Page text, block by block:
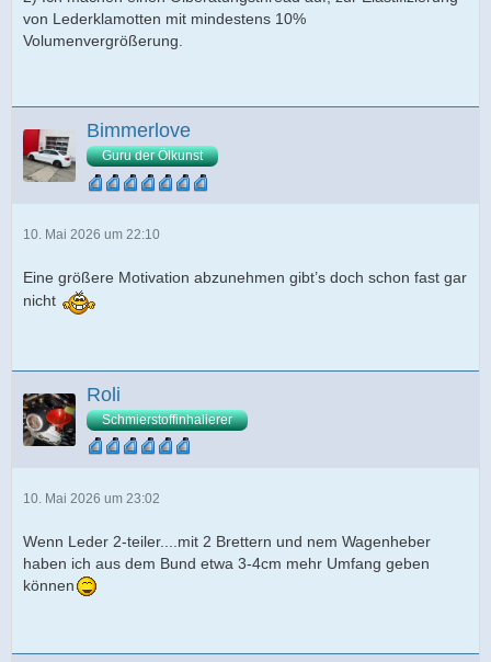
von Lederklamotten mit mindestens 10%
Volumenvergrößerung.
Bimmerlove
Guru der Ölkunst
10. Mai 2026 um 22:10
Eine größere Motivation abzunehmen gibt’s doch schon fast gar
nicht
Roli
Schmierstoffinhalierer
10. Mai 2026 um 23:02
Wenn Leder 2-teiler....mit 2 Brettern und nem Wagenheber
haben ich aus dem Bund etwa 3-4cm mehr Umfang geben
können